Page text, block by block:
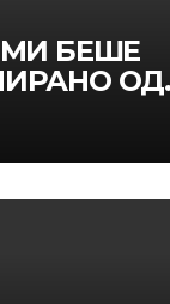
БЕШЕ
ОД
за
од авион!